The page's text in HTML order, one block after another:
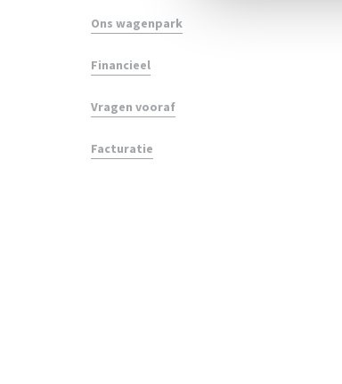
Ons wagenpark
Financieel
Vragen vooraf
Facturatie